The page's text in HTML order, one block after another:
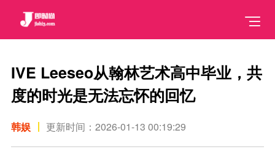
IVE Leeseo从翰林艺术高中毕业，共
度的时光是无法忘怀的回忆
韩娱 更新时间：2026-01-13 00:19:29